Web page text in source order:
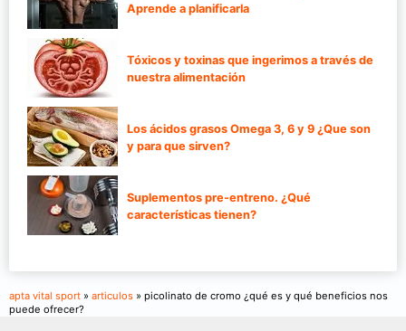
Aprende a planificarla
Tóxicos y toxinas que ingerimos a través de
nuestra alimentación
Los ácidos grasos Omega 3, 6 y 9 ¿Que son
y para que sirven?
Suplementos pre-entreno. ¿Qué
características tienen?
apta vital sport » articulos » picolinato de cromo ¿qué es y qué beneficios nos
puede ofrecer?